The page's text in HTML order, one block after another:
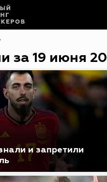
за 19 июня
и запретили